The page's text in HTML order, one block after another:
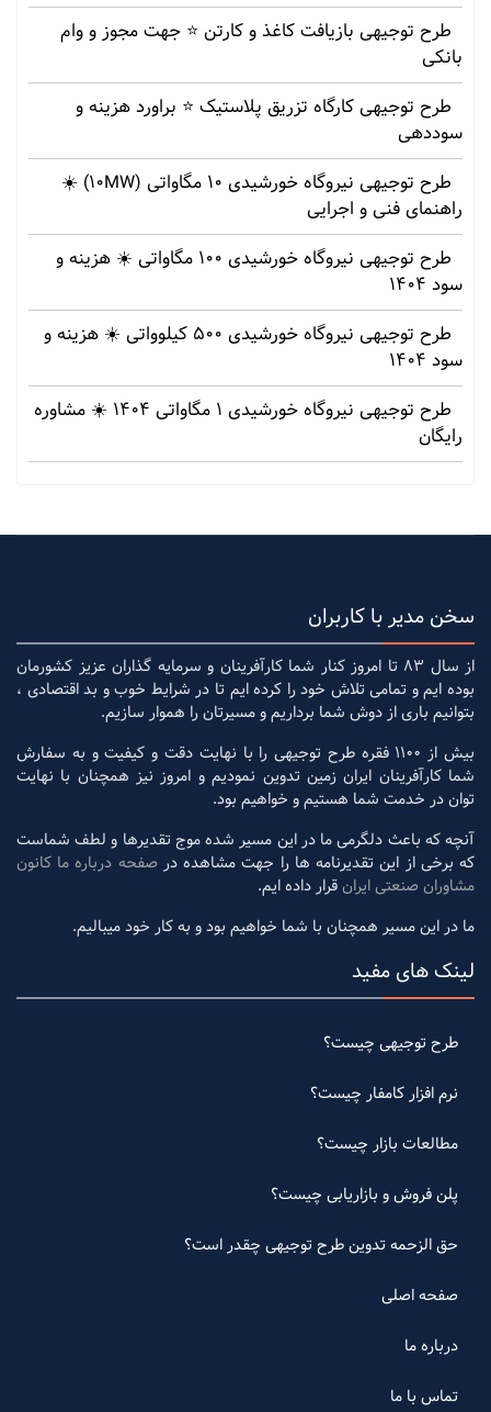
طرح توجیهی بازیافت کاغذ و کارتن ⭐️ جهت مجوز و وام
بانکی
طرح توجیهی کارگاه تزریق پلاستیک ⭐ براورد هزینه و
سوددهی
طرح توجیهی نیروگاه خورشیدی 10 مگاواتی (10MW) ☀️
راهنمای فنی و اجرایی
طرح توجیهی نیروگاه خورشیدی 100 مگاواتی ☀️ هزینه‌ و
سود 1404
طرح توجیهی نیروگاه خورشیدی 500 کیلوواتی ☀️ هزینه‌ و
سود 1404
طرح توجیهی نیروگاه خورشیدی 1 مگاواتی 1404 ☀️ مشاوره
رایگان
سخن مدیر با کاربران
از سال 83 تا امروز کنار شما کارآفرینان و سرمایه گذاران عزیز کشورمان
بوده ایم و تمامی تلاش خود را کرده ایم تا در شرایط خوب و بد اقتصادی ،
بتوانیم باری از دوش شما برداریم و مسیرتان را هموار سازیم.
بیش از 1100 فقره طرح توجیهی را با نهایت دقت و کیفیت و به سفارش
شما کارآفرینان ایران زمین تدوین نمودیم و امروز نیز همچنان با نهایت
توان در خدمت شما هستیم و خواهیم بود.
آنچه که باعث دلگرمی ما در این مسیر شده موج تقدیرها و لطف شماست
که برخی از این تقدیرنامه ها را جهت مشاهده در صفحه درباره ما کانون
مشاوران صنعتی ایرانقرار داده ایم.
ما در این مسیر همچنان با شما خواهیم بود و به کار خود میبالیم.
لینک های مفید
طرح توجیهی چیست؟
نرم افزار کامفار چیست؟
مطالعات بازار چیست؟
پلن فروش و بازاریابی چیست؟
حق الزحمه تدوین طرح توجیهی چقدر است؟
صفحه اصلی
درباره ما
تماس با ما